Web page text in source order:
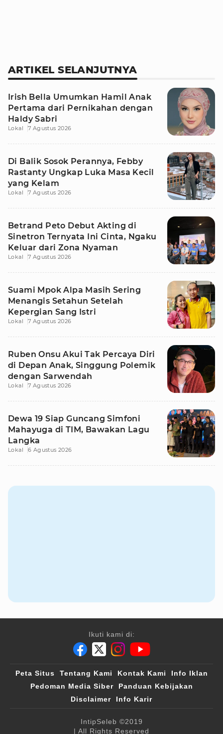
ARTIKEL SELANJUTNYA
Irish Bella Umumkan Hamil Anak
Pertama dari Pernikahan dengan
Haldy Sabri
Lokal 7 Agustus 2026
Di Balik Sosok Perannya, Febby
Rastanty Ungkap Luka Masa Kecil
yang Kelam
Lokal 7 Agustus 2026
Betrand Peto Debut Akting di
Sinetron Ternyata Ini Cinta, Ngaku
Keluar dari Zona Nyaman
Lokal 7 Agustus 2026
Suami Mpok Alpa Masih Sering
Menangis Setahun Setelah
Kepergian Sang Istri
Lokal 7 Agustus 2026
Ruben Onsu Akui Tak Percaya Diri
di Depan Anak, Singgung Polemik
dengan Sarwendah
Lokal 7 Agustus 2026
Dewa 19 Siap Guncang Simfoni
Mahayuga di TIM, Bawakan Lagu
Langka
Lokal 6 Agustus 2026
Ikuti kami di:
Peta Situs Tentang Kami Kontak Kami
Info Iklan
Pedoman Media Siber
Panduan Kebijakan
Disclaimer
Info Karir
IntipSeleb ©2019
| All Rights Reserved